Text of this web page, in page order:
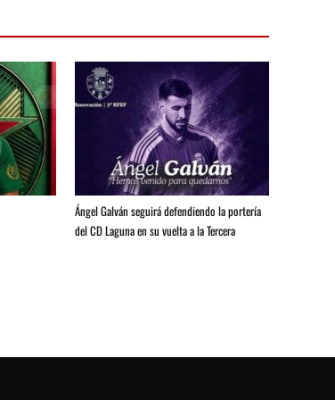
Ángel Galván seguirá defendiendo la portería
del CD Laguna en su vuelta a la Tercera